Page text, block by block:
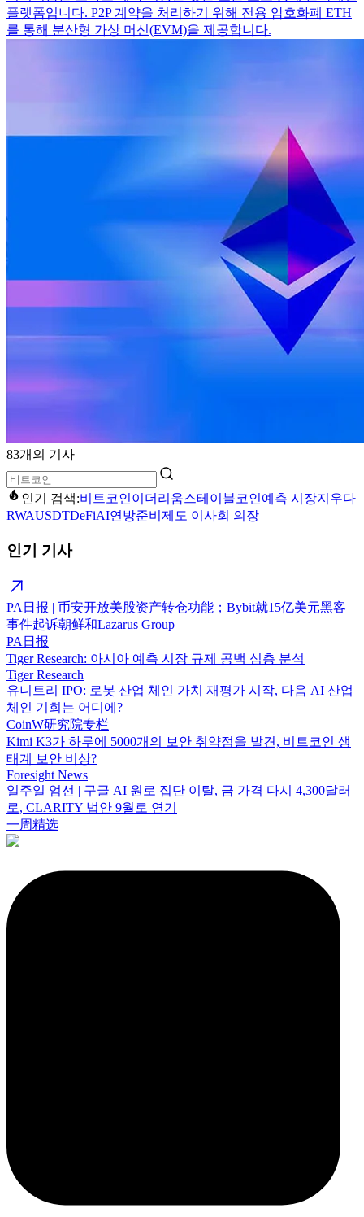
플랫폼입니다. P2P 계약을 처리하기 위해 전용 암호화폐 ETH
를 통해 분산형 가상 머신(EVM)을 제공합니다.
83개의 기사
인기 검색:비트코인이더리움스테이블코인예측 시장지우다
RWAUSDTDeFiAI연방준비제도 이사회 의장
인기 기사
PA日报 | 币安开放美股资产转仓功能；Bybit就15亿美元黑客
事件起诉朝鲜和Lazarus Group
PA日报
Tiger Research: 아시아 예측 시장 규제 공백 심층 분석
Tiger Research
유니트리 IPO: 로봇 산업 체인 가치 재평가 시작, 다음 AI 산업
체인 기회는 어디에?
CoinW研究院专栏
Kimi K3가 하루에 5000개의 보안 취약점을 발견, 비트코인 생
태계 보안 비상?
Foresight News
일주일 엄선 | 구글 AI 원로 집단 이탈, 금 가격 다시 4,300달러
로, CLARITY 법안 9월로 연기
一周精选